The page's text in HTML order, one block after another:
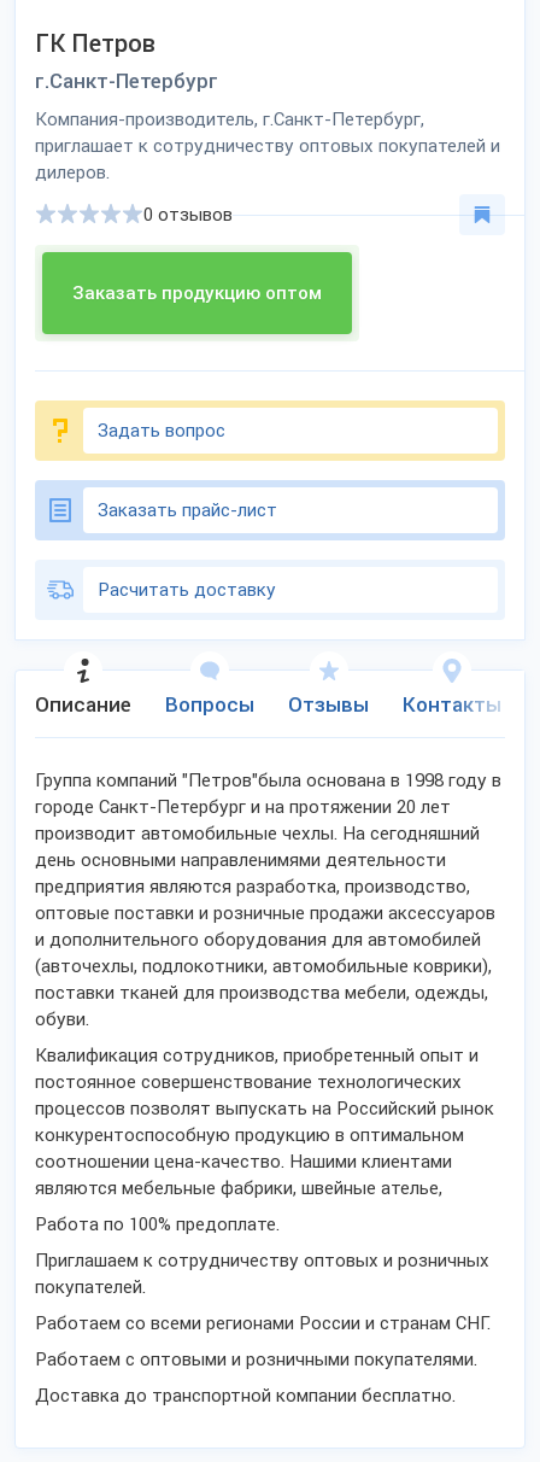
ГК Петров
г.Санкт-Петербург
Компания-производитель, г.Санкт-Петербург,
приглашает к сотрудничеству оптовых покупателей и
дилеров.
Заказать продукцию оптом
0 отзывов
Задать вопрос
Заказать прайс-лист
Расчитать доставку
Описание Вопросы Отзывы Контакты
Группа компаний "Петров"была основана в 1998 году в
городе Санкт-Петербург и на протяжении 20 лет
производит автомобильные чехлы. На сегодняшний
день основными направленимями деятельности
предприятия являются разработка, производство,
оптовые поставки и розничные продажи аксессуаров
и дополнительного оборудования для автомобилей
(авточехлы, подлокотники, автомобильные коврики),
поставки тканей для производства мебели, одежды,
обуви.
Квалификация сотрудников, приобретенный опыт и
постоянное совершенствование технологических
процессов позволят выпускать на Российский рынок
конкурентоспособную продукцию в оптимальном
соотношении цена-качество. Нашими клиентами
являются мебельные фабрики, швейные ателье,
Работа по 100% предоплате.
Приглашаем к сотрудничеству оптовых и розничных
покупателей.
Работаем со всеми регионами России и странам СНГ.
Работаем с оптовыми и розничными покупателями.
Доставка до транспортной компании бесплатно.